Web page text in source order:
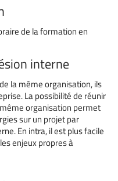
de la formation en
interne
la même organisation, ils
La possibilité de réunir
organisation permet
sur un projet par
En intra, il est plus facile
enjeux propres à